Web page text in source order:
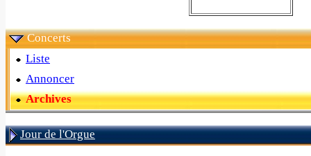
Concerts
Liste
Annoncer
Archives
Jour de l'Orgue